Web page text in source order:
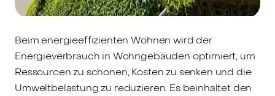
Beim energieeffizienten Wohnen wird der
Energieverbrauch in Wohngebäuden optimiert, um
Ressourcen zu schonen, Kosten zu senken und die
Umweltbelastung zu reduzieren. Es beinhaltet den